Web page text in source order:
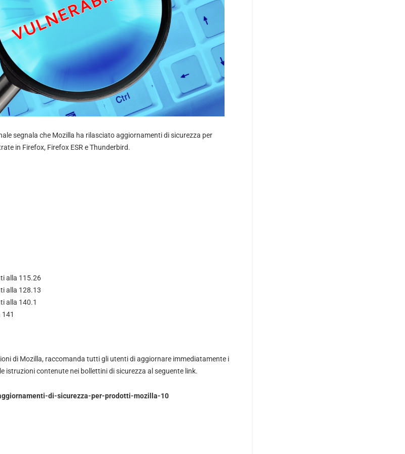
segnala che Mozilla ha rilasciato aggiornamenti di sicurezza per
in Firefox, Firefox ESR e Thunderbird.
alla 115.26
alla 128.13
alla 140.1
di Mozilla, raccomanda tutti gli utenti di aggiornare immediatamente i
istruzioni contenute nei bollettini di sicurezza al seguente link.
di-sicurezza-per-prodotti-mozilla-10